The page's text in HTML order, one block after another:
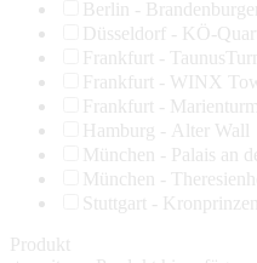
Berlin -
Düsseldorf - KÖ-
Frankfurt -
Frankfurt - WINX
Frankfurt - Marienturm
Hamburg - Alter Wall
München - Palais an
München -
Stuttgart -
Produkt